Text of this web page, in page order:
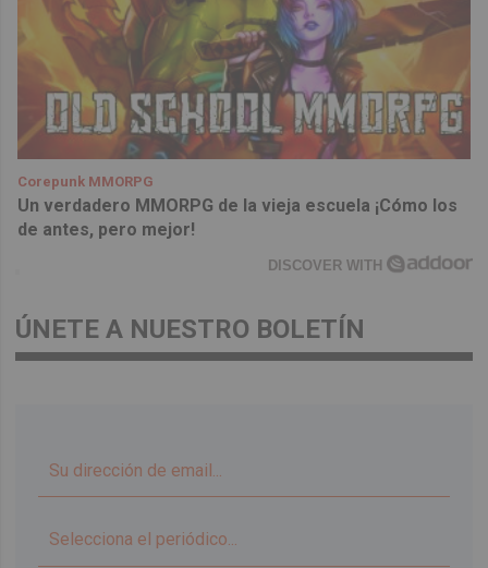
Corepunk MMORPG
Un verdadero MMORPG de la vieja escuela ¡Cómo los
de antes, pero mejor!
DISCOVER WITH
ÚNETE A NUESTRO BOLETÍN